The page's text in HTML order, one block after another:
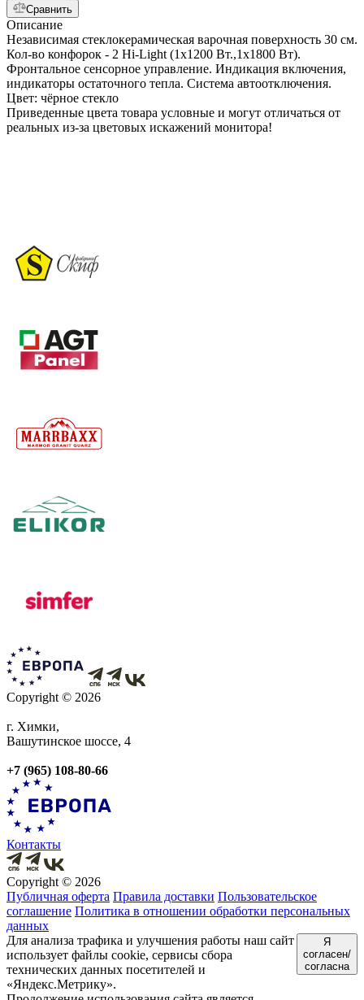
Сравнить
Описание
Независимая стеклокерамическая варочная поверхность 30 см.
Кол-во конфорок - 2 Hi-Light (1x1200 Bт.,1x1800 Вт).
Фронтальное сенсорное управление. Индикация включения,
индикаторы остаточного тепла. Система автоотключения.
Цвет: чёрное стекло
Приведенные цвета товара условные и могут отличаться от
реальных из-за цветовых искажений монитора!
Copyright © 2026
г. Химки,
Вашутинское шоссе, 4
+7 (965) 108-80-66
Контакты
Copyright © 2026
Публичная оферта Правила доставки Пользовательское
соглашение Политика в отношении обработки персональных
данных
Для анализа трафика и улучшения работы наш сайт
использует файлы cookie, сервисы сбора
технических данных посетителей и
«Яндекс.Метрику».
Я
согласен/
согласна